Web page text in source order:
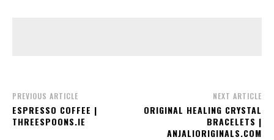
PREVIOUS ARTICLE
ESPRESSO COFFEE |
THREESPOONS.IE
NEXT ARTICLE
ORIGINAL HEALING CRYSTAL
BRACELETS |
ANJALIORIGINALS.COM